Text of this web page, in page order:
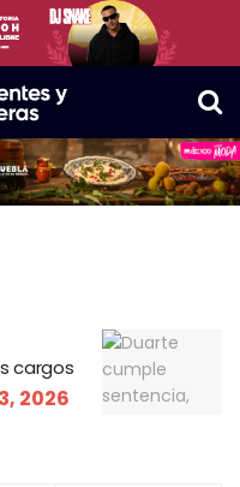
cargos
2026